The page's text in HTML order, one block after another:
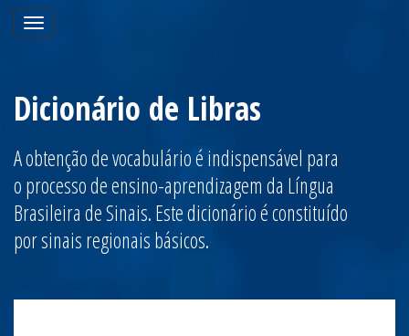
Toggle
navigation
Dicionário de Libras
A obtenção de vocabulário é indispensável para
o processo de ensino-aprendizagem da Língua
Brasileira de Sinais. Este dicionário é constituído
por sinais regionais básicos.